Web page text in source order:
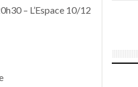
– L’Espace 10/12